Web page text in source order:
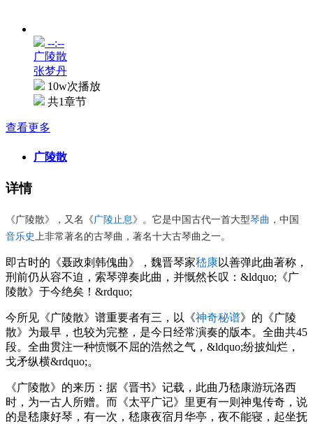
--:--
广陵散
张梦丹
10w次播放
共1章节
查看更多
广陵散
详情
《广陵散》，又名《广陵止息》。它是中国古代一首大型琴曲 ，中国
音乐史 上非常著名的古琴曲，著名十大古琴曲之一。
即古时的《聂政刺韩傀曲》，魏晋琴家嵇康以善弹此曲著称，
刑前仍从容不迫，索琴弹奏此曲，并慨然长叹：&ldquo;《广
陵散》于今绝矣！&rdquo;
今所见《广陵散》谱重要者有三，以《神奇秘谱》的《广陵
散》为最早，也较为完整，是今日经常演奏的版本。全曲共45
段。全曲贯注一种愤慨不屈的浩然之气，&ldquo;纷披灿烂，
戈矛纵横&rdquo;。
《广陵散》的来历：据《晋书》记载，此曲乃嵇康游玩洛西
时，为一古人所赠。而《太平广记》里更有一则神鬼传奇，说
的是嵇康好琴，有一次，嵇康夜宿月华亭，夜不能寝，起坐抚